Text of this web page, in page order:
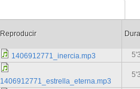
Reproducir
1406912771_inercia.mp3
1406912771_estrella_eterna.mp3